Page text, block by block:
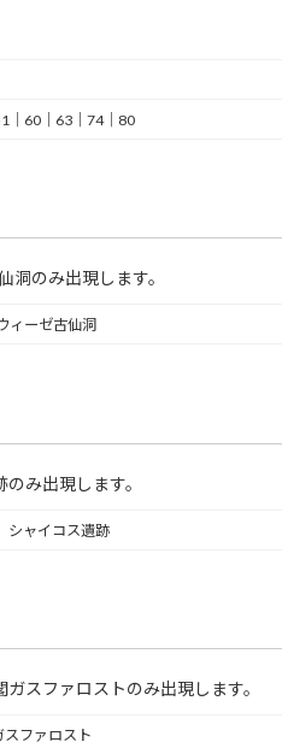
｜60｜63｜74｜80
洞のみ出現します。
ィーゼ古仙洞
み出現します。
シャイコス遺跡
ガスファロストのみ出現します。
ファロスト